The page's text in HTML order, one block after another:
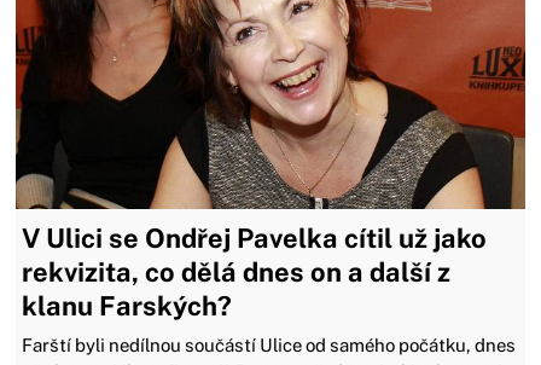
V Ulici se Ondřej Pavelka cítil už jako
rekvizita, co dělá dnes on a další z
klanu Farských?
Farští byli nedílnou součástí Ulice od samého počátku, dnes